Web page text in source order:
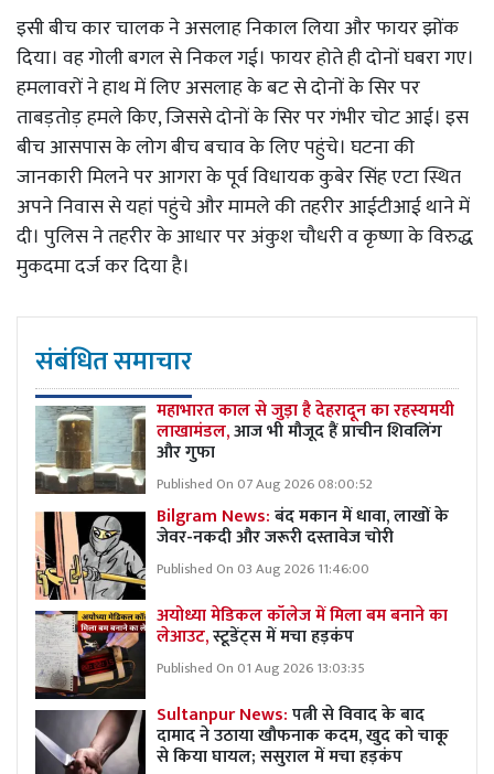
इसी बीच कार चालक ने असलाह निकाल लिया और फायर झोंक
दिया। वह गोली बगल से निकल गई। फायर होते ही दोनों घबरा गए।
हमलावरों ने हाथ में लिए असलाह के बट से दोनों के सिर पर
ताबड़तोड़ हमले किए, जिससे दोनों के सिर पर गंभीर चोट आई। इस
बीच आसपास के लोग बीच बचाव के लिए पहुंचे। घटना की
जानकारी मिलने पर आगरा के पूर्व विधायक कुबेर सिंह एटा स्थित
अपने निवास से यहां पहुंचे और मामले की तहरीर आईटीआई थाने में
दी। पुलिस ने तहरीर के आधार पर अंकुश चौधरी व कृष्णा के विरुद्ध
मुकदमा दर्ज कर दिया है।
संबंधित समाचार
महाभारत काल से जुड़ा है देहरादून का रहस्यमयी
लाखामंडल,आज भी मौजूद हैं प्राचीन शिवलिंग
और गुफा
Published On 07 Aug 2026 08:00:52
Bilgram News:बंद मकान में धावा, लाखों के
जेवर-नकदी और जरूरी दस्तावेज चोरी
Published On 03 Aug 2026 11:46:00
अयोध्या मेडिकल कॉलेज में मिला बम बनाने का
लेआउट,स्टूडेंट्स में मचा हड़कंप
Published On 01 Aug 2026 13:03:35
Sultanpur News:पत्नी से विवाद के बाद
दामाद ने उठाया खौफनाक कदम, खुद को चाकू
से किया घायल; ससुराल में मचा हड़कंप